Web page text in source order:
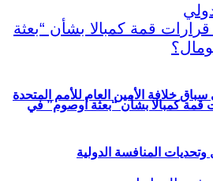
خلافة الأمين العام للأمم المتحدة
المنافسة الدولية
قمة كمبالا بشأن “بعثة أوصوم” في